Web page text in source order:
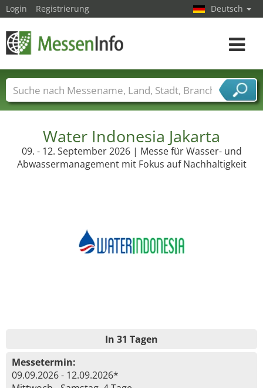
Water Indonesia Jakarta
09. - 12. September 2026 | Messe für Wasser- und
Abwassermanagement mit Fokus auf Nachhaltigkeit
In 31 Tagen
Messetermin:
09.09.2026 - 12.09.2026*
Login Registrierung Deutsch
Toggle
Messenamen Länder Städte
Branchen